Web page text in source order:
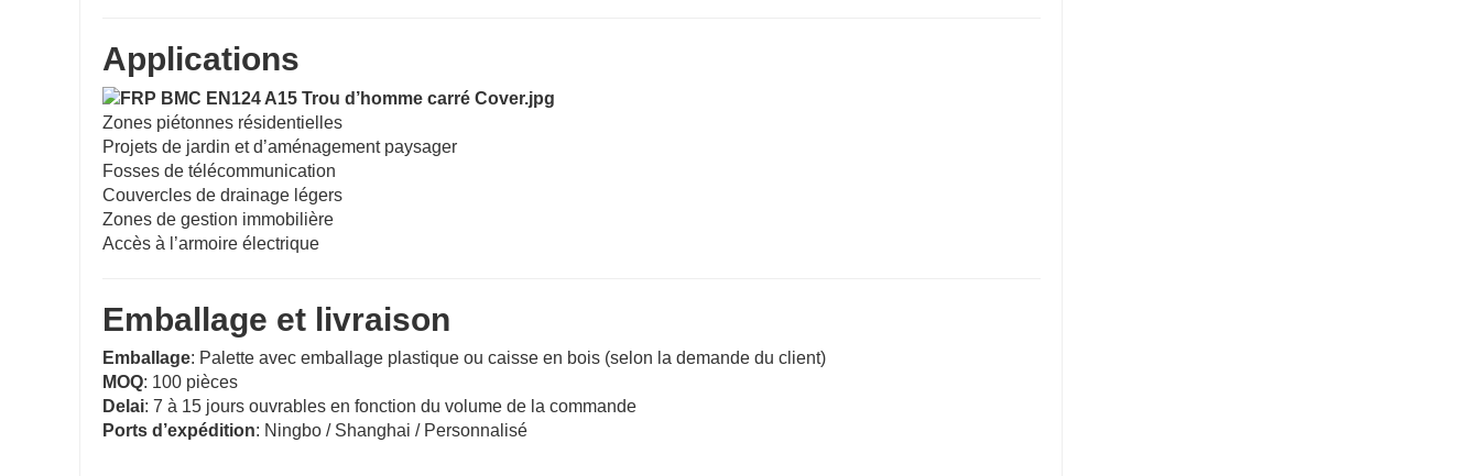
Applications
Zones piétonnes résidentielles
Projets de jardin et d’aménagement paysager
Fosses de télécommunication
Couvercles de drainage légers
Zones de gestion immobilière
Accès à l’armoire électrique
Emballage et livraison
Emballage: Palette avec emballage plastique ou caisse en bois (selon la demande du client)
MOQ: 100 pièces
Delai: 7 à 15 jours ouvrables en fonction du volume de la commande
Ports d’expédition: Ningbo / Shanghai / Personnalisé